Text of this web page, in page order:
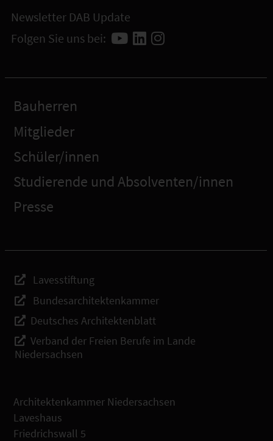
Newsletter DAB Update
Folgen Sie uns bei:
Bauherren
Mitglieder
Schüler/innen
Studierende und Absolventen/innen
Presse
Lavesstiftung
Bundesarchitektenkammer
Deutsches Architektenblatt
Verband der Freien Berufe im Lande
Niedersachsen
Architektenkammer Niedersachsen
Laveshaus
Friedrichswall 5